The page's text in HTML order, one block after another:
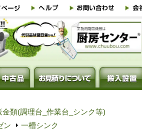
金類(調理台_作業台_シンク等)
ン
一槽シンク